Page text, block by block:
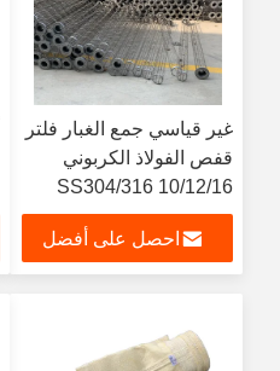
غير قياسي جمع الغبار فلتر
قفص الفولاذ الكربوني
SS304/316 10/12/16
سلك مستدير أو مسطح
احصل على أفضل